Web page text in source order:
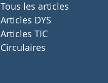
Tous les articles
Articles DYS
Articles TIC
Circulaires